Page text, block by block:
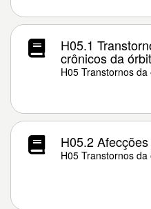
H05.1
crônicos da
H05 Transtornos da
H05.2
H05 Transtornos da